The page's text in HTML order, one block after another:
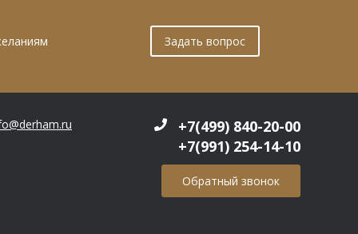
Задать вопрос
+7(499) 840-20-00
+7(991) 254-14-10
Обратный звонок